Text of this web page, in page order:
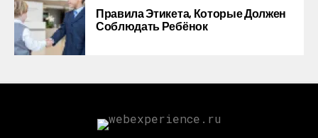
Правила Этикета, Которые Должен
Соблюдать Ребёнок